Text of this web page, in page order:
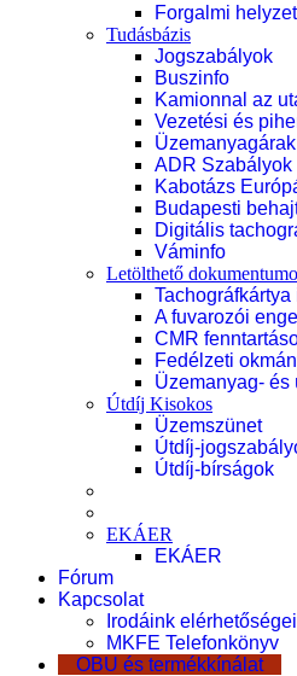
Forgalmi
Tudásbázis
Jogszabályok
Buszinfo
Kamionnal az
Vezetési és
Üzemanyagárak
ADR Szabályok
Kabotázs
Budapesti
Digitális
Váminfo
Letölthető
A fuvarozói
CMR
Fedélzeti
Üzemanyag- és
Útdíj Kisokos
Üzemszünet
Útdíj-
Útdíj-bírságok
EKÁER
EKÁER
Fórum
Kapcsolat
Irodáink elérhetőségei
MKFE Telefonkönyv
OBU és termékkínálat